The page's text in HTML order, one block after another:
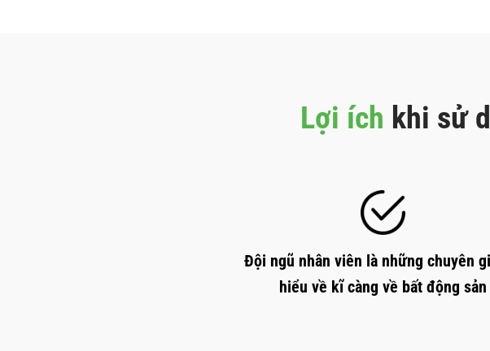
Lợi ích khi sử
Đội ngũ nhân viên là những chuyên
hiểu về kĩ càng về bất động sản